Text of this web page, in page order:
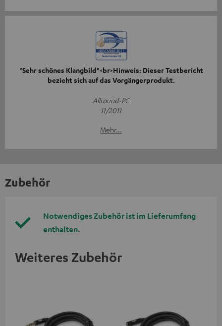
"Sehr schönes Klangbild"<br>Hinweis: Dieser Testbericht
bezieht sich auf das Vorgängerprodukt.
Allround-PC
11/2011
Mehr...
Zubehör
Notwendiges Zubehör ist im Lieferumfang
enthalten.
Weiteres Zubehör